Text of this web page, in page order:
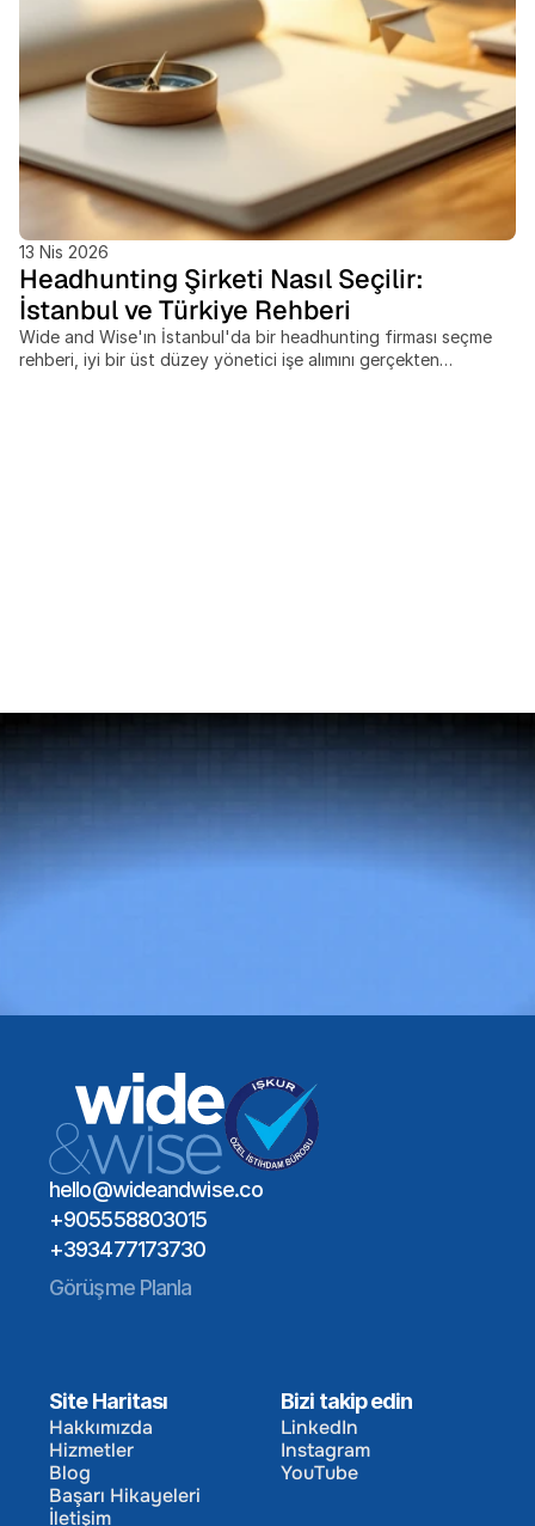
13 Nis 2026
Headhunting Şirketi Nasıl Seçilir:
İstanbul ve Türkiye Rehberi
Wide and Wise'ın İstanbul'da bir headhunting firması seçme
rehberi, iyi bir üst düzey yönetici işe alımını gerçekten
Doğru
Bir Toplantı Planlayın
hello@wideandwise.co
+905558803015
+393477173730
Görüşme Planla
Site Haritası
Hakkımızda
Hakkımızda
Hizmetler
Hizmetler
Blog
Blog
Başarı Hikayeleri
İletişim
Bizi takip edin
LinkedIn
LinkedIn
Instagram
Instagram
YouTube